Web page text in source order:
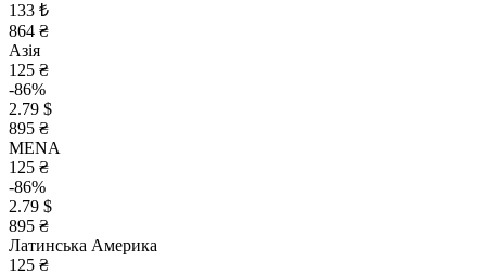
133 ₺
864 ₴
Азія
125 ₴
-86%
2.79 $
895 ₴
MENA
125 ₴
-86%
2.79 $
895 ₴
Латинська Америка
125 ₴